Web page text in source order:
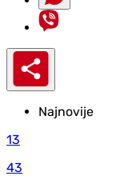
Najnovije
13
43